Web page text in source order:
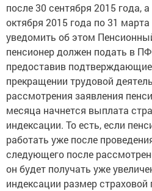
после 30 сентября 2015 года,
октября 2015 года по 31
уведомить об этом
пенсионер должен подать в
предоставив
прекращении трудовой
рассмотрения заявления
месяца начнется выплата
индексации. То есть, если
работать уже после
следующего после
он будет получать уже
индексации размер